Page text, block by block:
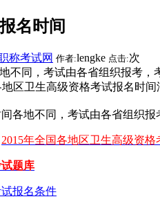
名时间
称考试网 作者:lengke 点击:次
不同，考试由各省组织报考
区卫生高级资格考试报名时间
地不同，考试由各省组织报
2015年全国各地区卫生高级资格
题库
报名条件